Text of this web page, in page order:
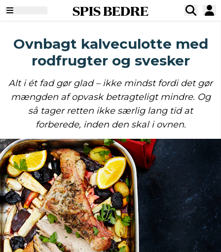
SPIS BEDRE
Ovnbagt kalveculotte med
rodfrugter og svesker
Alt i ét fad gør glad – ikke mindst fordi det gør
mængden af opvask betragteligt mindre. Og
så tager retten ikke særlig lang tid at
forberede, inden den skal i ovnen.